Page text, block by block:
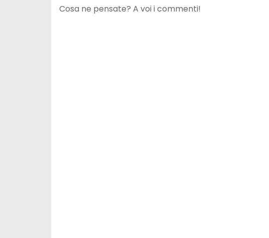
Cosa ne pensate? A voi i commenti!